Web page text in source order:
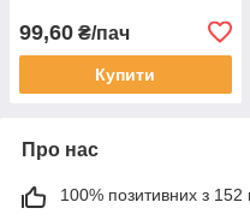
99,60 ₴/пач
Купити
Про нас
100% позитивних з 152